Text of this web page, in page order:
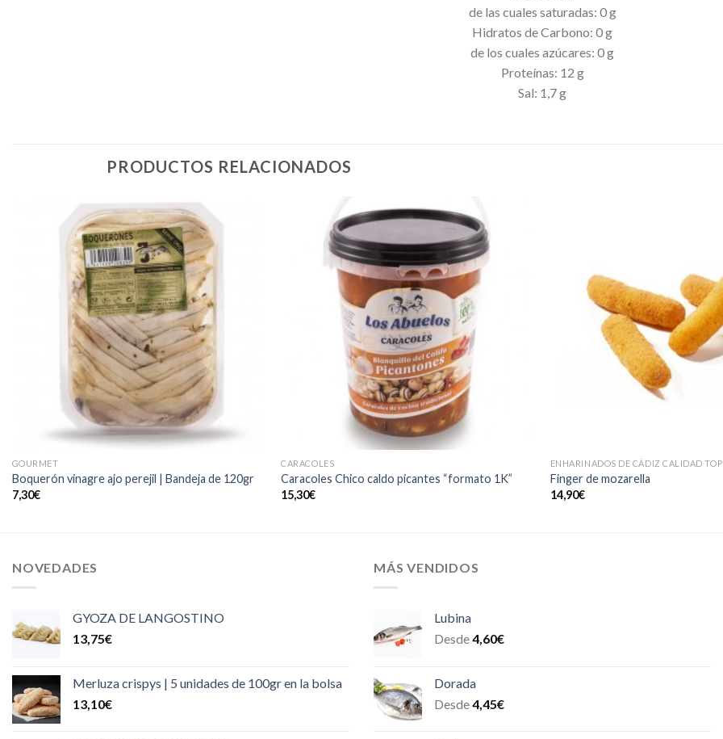
de las cuales saturadas: 0 g
Hidratos de Carbono: 0 g
de los cuales azúcares: 0 g
Proteínas: 12 g
Sal: 1,7 g
PRODUCTOS RELACIONADOS
GOURMET
Boquerón vinagre ajo perejil | Bandeja de 120gr
7,30€
CARACOLES
Caracoles Chico caldo picantes “formato 1K”
15,30€
ENHARINADOS DE CÁDIZ CALIDAD TOP
Finger de mozarella
14,90€
NOVEDADES
GYOZA DE LANGOSTINO
13,75€
Merluza crispys | 5 unidades de 100gr en la bolsa
13,10€
MÁS VENDIDOS
Lubina
Desde4,60€
Dorada
Desde4,45€